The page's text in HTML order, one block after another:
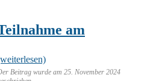
am
Beitrag wurde am 25. November 2024